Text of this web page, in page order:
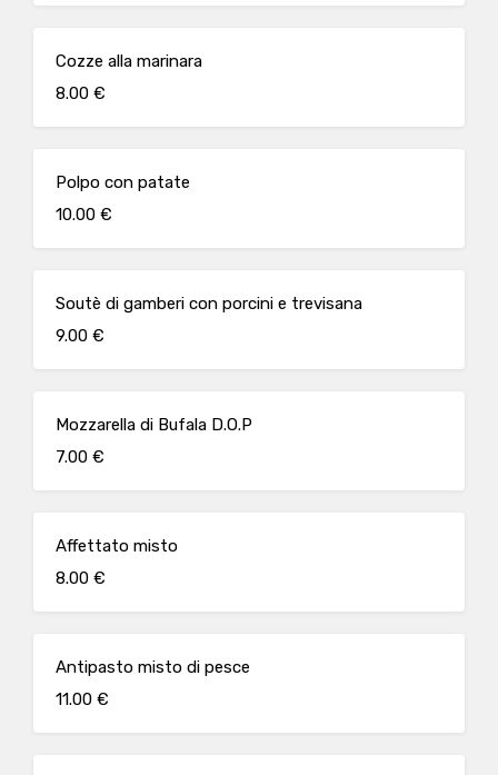
Cozze alla marinara
8.00 €
Polpo con patate
10.00 €
Soutè di gamberi con porcini e trevisana
9.00 €
Mozzarella di Bufala D.O.P
7.00 €
Affettato misto
8.00 €
Antipasto misto di pesce
11.00 €